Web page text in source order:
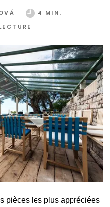
4 MIN.
pièces les plus appréciées